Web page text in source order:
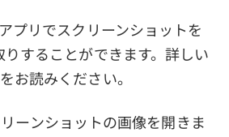
プリでスクリーンショットを
りすることができます。詳しい
お読みください。
ーンショットの画像を開きま